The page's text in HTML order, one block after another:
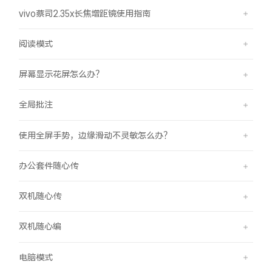
vivo蔡司2.35x长焦增距镜使用指南
阅读模式
屏幕显示花屏怎么办？
全局批注
使用全屏手势，边缘滑动不灵敏怎么办？
办公套件随心传
双机随心传
双机随心编
电脑模式